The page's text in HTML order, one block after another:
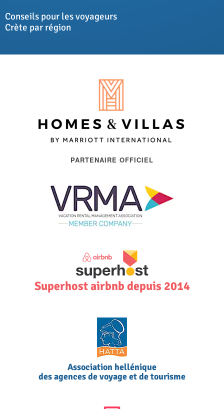
Conseils pour les voyageurs
Crète par région
PARTENAIRE OFFICIEL
Superhost airbnb depuis 2014
Association hellénique
des agences de voyage et de tourisme